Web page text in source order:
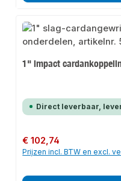
1" impact
Direct leverbaar,
Normale prijs:
€ 102,74
Prijzen incl. BTW en excl.